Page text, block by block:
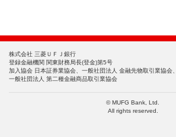
株式会社 三菱ＵＦＪ銀行
登録金融機関 関東財務局長(登金)第5号
加入協会 日本証券業協会、一般社団法人 金融先物取引業協会、
一般社団法人 第二種金融商品取引業協会
© MUFG Bank, Ltd.
All rights reserved.